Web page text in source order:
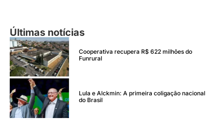
Últimas notícias
Cooperativa recupera R$ 622 milhões do
Funrural
Lula e Alckmin: A primeira coligação nacional
do Brasil